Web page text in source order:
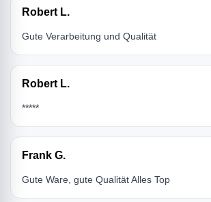
Robert L.
Gute Verarbeitung und Qualität
Robert L.
*****
Frank G.
Gute Ware, gute Qualität Alles Top